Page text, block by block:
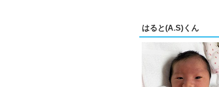
はると(A.S)くん